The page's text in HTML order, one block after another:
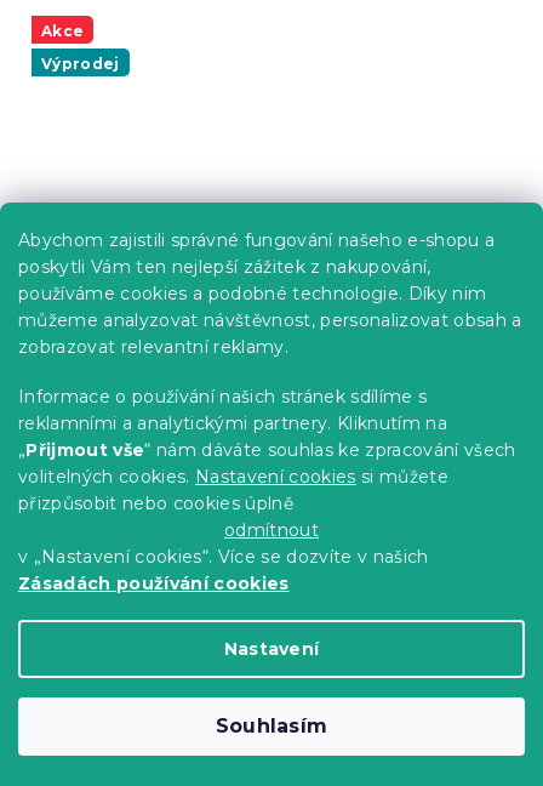
Abychom zajistili správné fungování našeho e-shopu a
poskytli Vám ten nejlepší zážitek z nakupování,
používáme cookies a podobné technologie. Díky nim
můžeme analyzovat návštěvnost, personalizovat obsah a
zobrazovat relevantní reklamy.
Informace o používání našich stránek sdílíme s
reklamními a analytickými partnery. Kliknutím na
„Přijmout vše“ nám dáváte souhlas ke zpracování všech
volitelných cookies. Nastavení cookies si můžete
přizpůsobit nebo cookies úplně
odmítnout
v „Nastavení cookies“. Více se dozvíte v našich
Zásadách používání cookies
Nastavení
Souhlasím
Akce
Výprodej
AKCE Sada 5 závěsných sedících zajíčků
SIMBA II.jakost
Skladem(1 ks)
315 Kč Do Košíku
Akce
Výprodej